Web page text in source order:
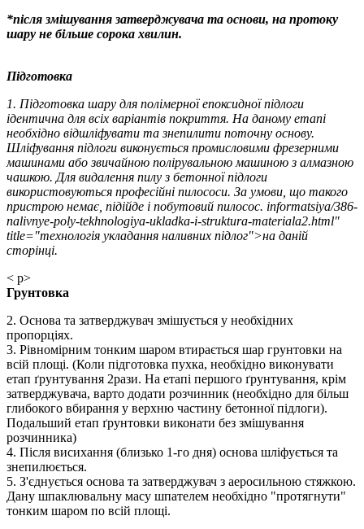
*після змішування затверджувача та основи, на протоку
шару не більше сорока хвилин.
Підготовка
1. Підготовка шару для полімерної епоксидної підлоги
ідентична для всіх варіантів покриття. На даному етапі
необхідно відшліфувати та знепилити поточну основу.
Шліфування підлоги виконується промисловими фрезерними
машинами або звичайною полірувальною машиною з алмазною
чашкою. Для видалення пилу з бетонної підлоги
використовуються професійні пилососи. За умови, що такого
пристрою немає, підійде і побутовий пилосос. informatsiya/386-
nalivnye-poly-tekhnologiya-ukladka-i-struktura-materiala2.html"
title="технологія укладання наливних підлог">на даній
сторінці.
< p>
Грунтовка
2. Основа та затверджувач змішується у необхідних
пропорціях.
3. Рівномірним тонким шаром втирається шар грунтовки на
всій площі. (Коли підготовка пухка, необхідно виконувати
етап ґрунтування 2рази. На етапі першого ґрунтування, крім
затверджувача, варто додати розчинник (необхідно для більш
глибокого вбирання у верхню частину бетонної підлоги).
Подальший етап ґрунтовки виконати без змішування
розчинника)
4. Після висихання (близько 1-го дня) основа шліфується та
знепилюється.
5. З'єднується основа та затверджувач з аеросильною стяжкою.
Дану шпаклювальну масу шпателем необхідно "протягнути"
тонким шаром по всій площі.